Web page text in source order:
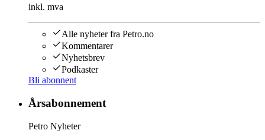
inkl. mva
Alle nyheter fra Petro.no
Kommentarer
Nyhetsbrev
Podkaster
Bli abonnent
Årsabonnement
Petro Nyheter